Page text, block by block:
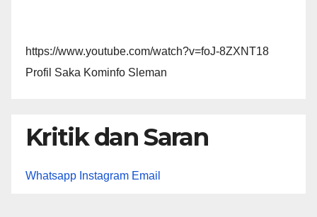
https://www.youtube.com/watch?v=foJ-8ZXNT18
Profil Saka Kominfo Sleman
Kritik dan Saran
Whatsapp Instagram Email